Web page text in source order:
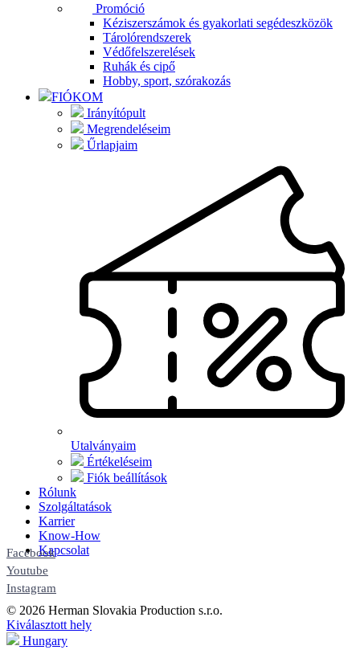
Promóció
Kéziszerszámok és gyakorlati segédeszközök
Tárolórendszerek
Védőfelszerelések
Ruhák és cipő
Hobby, sport, szórakozás
FIÓKOM
Irányítópult
Megrendeléseim
Űrlapjaim
Utalványaim
Értékeléseim
Fiók beállítások
Rólunk
Szolgáltatások
Karrier
Know-How
Kapcsolat
Facebook
Youtube
Instagram
© 2026 Herman Slovakia Production s.r.o.
Kiválasztott hely
Hungary